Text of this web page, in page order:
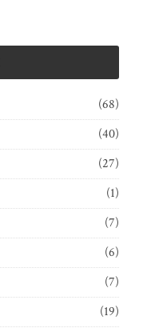
(68)
(40)
(27)
(1)
(7)
(6)
(7)
(19)